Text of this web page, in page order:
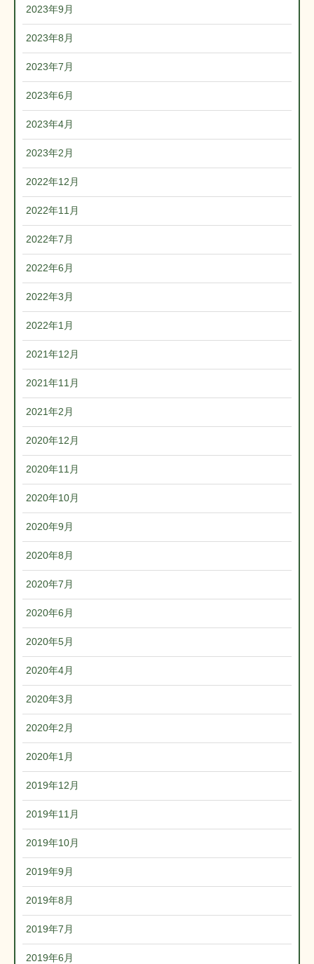
2023年9月
2023年8月
2023年7月
2023年6月
2023年4月
2023年2月
2022年12月
2022年11月
2022年7月
2022年6月
2022年3月
2022年1月
2021年12月
2021年11月
2021年2月
2020年12月
2020年11月
2020年10月
2020年9月
2020年8月
2020年7月
2020年6月
2020年5月
2020年4月
2020年3月
2020年2月
2020年1月
2019年12月
2019年11月
2019年10月
2019年9月
2019年8月
2019年7月
2019年6月